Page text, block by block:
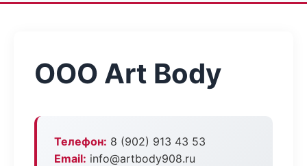
ООО Art Body
Телефон: 8 (902) 913 43 53
Email: info@artbody908.ru